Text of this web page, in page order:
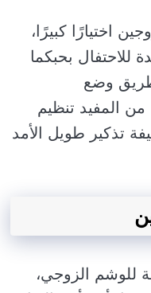
اختيارًا كبيرًا،
للاحتفال بحبكما
وضع
المفيد تنظيم
تذكير طويل الأمد
للوشم الزوجي،